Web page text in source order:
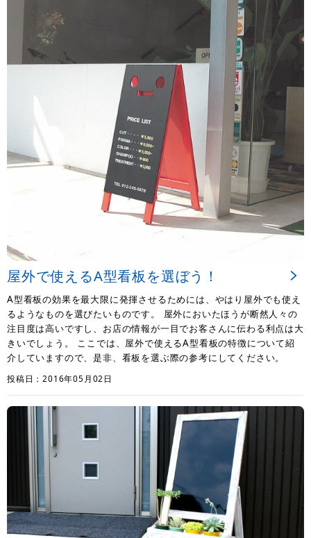
屋外で使えるA型看板を選ぼう！
A型看板の効果を最大限に発揮させるためには、やはり屋外でも使え
るようなものを選びたいものです。 屋外においたほうが断然人々の
注目度は高いですし、お店の情報が一目でお客さんに伝わる利点は大
きいでしょう。 ここでは、屋外で使えるA型看板の特徴について紹
介していますので、是非、看板を選ぶ際の参考にしてください。
投稿日：2016年05月02日